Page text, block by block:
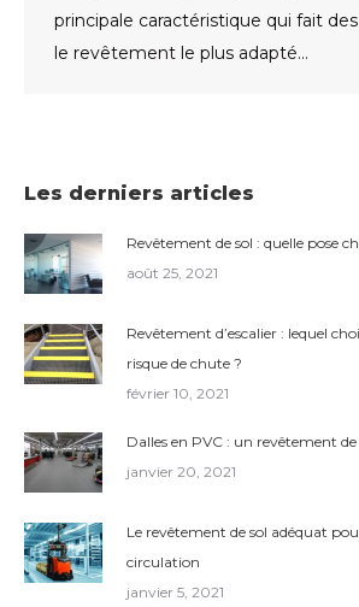
principale caractéristique qui fait
le revêtement le plus adapté…
Les derniers articles
Revêtement de sol : quelle pose
août 25, 2021
Revêtement d’escalier : lequel
risque de chute ?
février 10, 2021
Dalles en PVC : un revêtement de
janvier 20, 2021
Le revêtement de sol adéquat
circulation
janvier 5, 2021